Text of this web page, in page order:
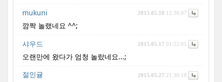
2015.05.10 12:36:07
mukuni
깜짝 놀랬네요 ^^;
2015.05.17 01:52:01
샤우드
오랜만에 왔다가 엄청 놀랐네요...;
2015.05.27 21:30:18
절인귤